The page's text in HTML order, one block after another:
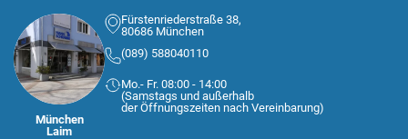
München
Laim
Fürstenriederstraße 38,
80686 München
(089) 588040110
Mo.- Fr. 08:00 - 14:00
(Samstags und außerhalb
der Öffnungszeiten nach Vereinbarung)